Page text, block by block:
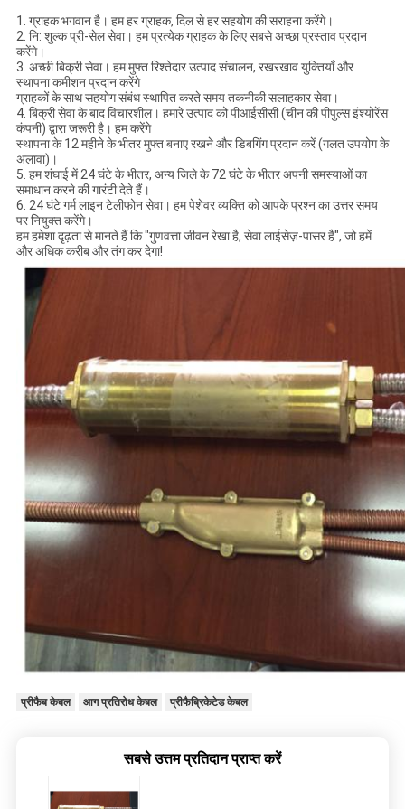
1. ग्राहक भगवान है। हम हर ग्राहक, दिल से हर सहयोग की सराहना करेंगे।
2. नि: शुल्क प्री-सेल सेवा। हम प्रत्येक ग्राहक के लिए सबसे अच्छा प्रस्ताव प्रदान
करेंगे।
3. अच्छी बिक्री सेवा। हम मुफ्त रिश्तेदार उत्पाद संचालन, रखरखाव युक्तियाँ और
स्थापना कमीशन प्रदान करेंगे
ग्राहकों के साथ सहयोग संबंध स्थापित करते समय तकनीकी सलाहकार सेवा।
4. बिक्री सेवा के बाद विचारशील। हमारे उत्पाद को पीआईसीसी (चीन की पीपुल्स इंश्योरेंस
कंपनी) द्वारा जरूरी है। हम करेंगे
स्थापना के 12 महीने के भीतर मुफ्त बनाए रखने और डिबगिंग प्रदान करें (गलत उपयोग के
अलावा)।
5. हम शंघाई में 24 घंटे के भीतर, अन्य जिले के 72 घंटे के भीतर अपनी समस्याओं का
समाधान करने की गारंटी देते हैं।
6. 24 घंटे गर्म लाइन टेलीफोन सेवा। हम पेशेवर व्यक्ति को आपके प्रश्न का उत्तर समय
पर नियुक्त करेंगे।
हम हमेशा दृढ़ता से मानते हैं कि "गुणवत्ता जीवन रेखा है, सेवा लाईसेज़-पासर है", जो हमें
और अधिक करीब और तंग कर देगा!
प्रीफैब केबल आग प्रतिरोध केबल प्रीफैब्रिकेटेड केबल
सबसे उत्तम प्रतिदान प्राप्त करें